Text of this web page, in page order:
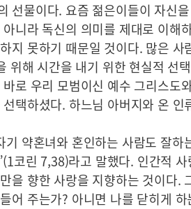
선물이다. 요즘 젊은이들이 자신
니라 독신의 의미를 제대로 이해
지 못하기 때문일 것이다. 많은 사
위해 시간을 내기 위한 현실적 선
로 우리 모범이신 예수 그리스도
택하셨다. 하느님 아버지와 온
기 약혼녀와 혼인하는 사람도 잘
코린 7,38)라고 말했다. 인간적
을 향한 사랑을 지향하는 것이다.
어 주는가? 아니면 나를 닫히게 하